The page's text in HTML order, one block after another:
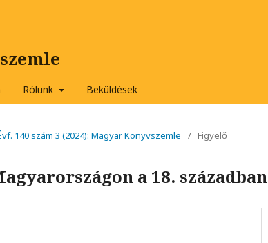
Rólunk Beküldések
140 szám 3 (2024): Magyar Könyvszemle / Figyelő
a 18. században